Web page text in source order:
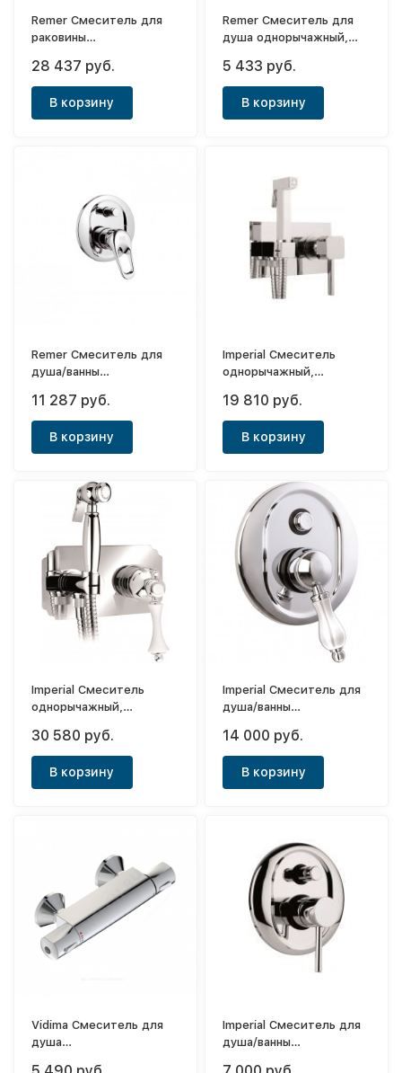
Remer Смеситель для
раковины
изливом типа (бронза)
Antique
28 437 руб.
В корзину
Remer Смеситель для
душа однорычажный,
внутренней частью) Ten
5 433 руб.
В корзину
Remer Смеситель для
душа/ванны
встраиваемый (с
внутренней частью)
Remix
11 287 руб.
В корзину
Imperial Смеситель
однорычажный,
гигиеническис
душем+шланг (с
внутренней частью)
хром Kubik
19 810 руб.
В корзину
Imperial Смеситель
однорычажный,
гигиеническис
душем+шланг (с
внутренней частью)
Kubik
30 580 руб.
В корзину
Imperial Смеситель для
душа/ванны
встраиваемый (с
внутренней частью)
Europe
14 000 руб.
В корзину
Vidima Смеситель для
душа
Imperial Смеситель для
душа/ванны